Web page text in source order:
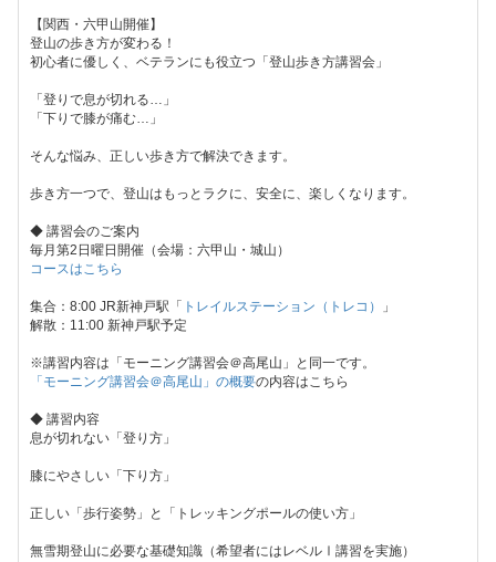
【関西・六甲山開催】
登山の歩き方が変わる！
初心者に優しく、ベテランにも役立つ「登山歩き方講習会」
「登りで息が切れる…」
「下りで膝が痛む…」
そんな悩み、正しい歩き方で解決できます。
歩き方一つで、登山はもっとラクに、安全に、楽しくなります。
◆ 講習会のご案内
毎月第2日曜日開催（会場：六甲山・城山）
コースはこちら
集合：8:00 JR新神戸駅「 トレイルステーション（トレコ）
」
解散：11:00 新神戸駅予定
※講習内容は「モーニング講習会＠高尾山」と同一です。
「モーニング講習会＠高尾山」の概要の内容はこちら
◆ 講習内容
息が切れない「登り方」
膝にやさしい「下り方」
正しい「歩行姿勢」と「トレッキングポールの使い方」
無雪期登山に必要な基礎知識（希望者にはレベルⅠ講習を実施）